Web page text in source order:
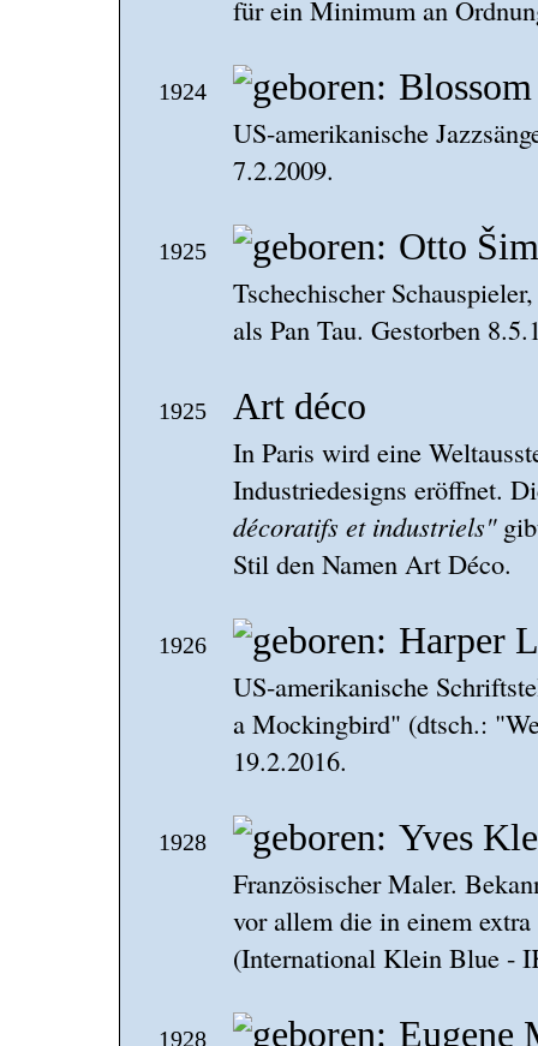
für ein Minimum an
1924
US-amerikanische
7.2.2009.
1925 Otto
Tschechischer
als Pan Tau. Gestorben
1925 Art déco
In Paris wird eine
Industriedesigns eröffnet.
décoratifs et industriels"
Stil den Namen Art Déco.
1926 Harper
US-amerikanische
a Mockingbird" (dtsch.:
19.2.2016.
1928 Yves
Französischer Maler.
vor allem die in einem
(International Klein Blue -
1928 Eugene